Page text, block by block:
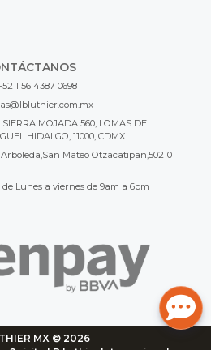
1 56 4387 0698
MOJADA 560, LOMAS DE
HIDALGO, 11000, CDMX
Mateo Otzacatipan,50210
Lunes a viernes de 9am a 6pm
MX © 2026